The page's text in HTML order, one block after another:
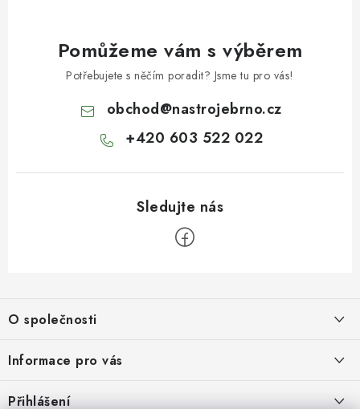
Pomůžeme vám s výběrem
Potřebujete s něčím poradit? Jsme tu pro vás!
obchod@nastrojebrno.cz
+420 603 522 022
p
a
O společnosti
O nás
Informace pro vás
Obchodní podmínky
Přihlášení